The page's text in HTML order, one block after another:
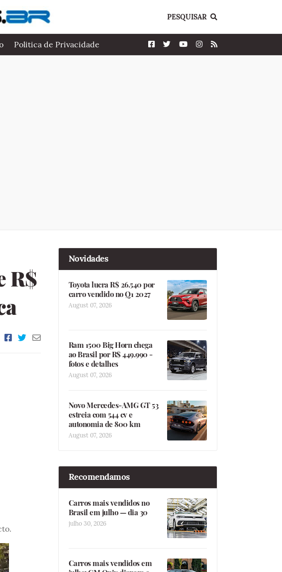
PESQUISAR
Politica de Privacidade
R$
Novidades
Toyota lucra R$ 26.540 por
carro vendido no Q1 2027
August 07, 2026
Ram 1500 Big Horn chega
ao Brasil por R$ 449.990 -
fotos e detalhes
August 07, 2026
Novo Mercedes-AMG GT 53
estreia com 544 cv e
autonomia de 800 km
August 07, 2026
Recomendamos
Carros mais vendidos no
Brasil em julho — dia 30
julho 30, 2026
Carros mais vendidos em